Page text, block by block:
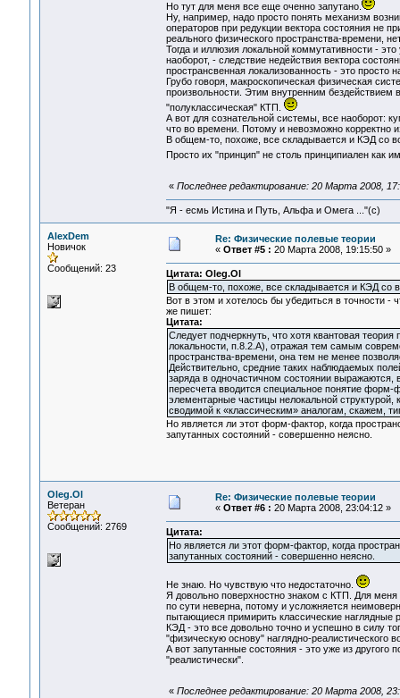
Но тут для меня все еще оченно запутано.
Ну, например, надо просто понять механизм
операторов при редукции вектора состояния не
реального физического пространства-времени,
Тогда и иллюзия локальной коммутативности -
наоборот, - следствие недействия вектора
пространсвенная локализованность - это просто
Грубо говоря, макроскопическая физическая
произвольности. Этим внутренним
"полуклассическая" КТП.
А вот для сознательной системы, все наоборот:
что во времени. Потому и невозможно корректно
В общем-то, похоже, все складывается и КЭД со
Просто их "принцип" не столь принципиален как
« Последнее редактирование: 20 Марта 2008,
"Я - есмь Истина и Путь, Альфа и Омега ..."(с)
AlexDem
Новичок
Сообщений: 23
Re: Физические полевые теории
« Ответ #5 : 20 Марта 2008, 19:15:50 »
Цитата: Oleg.Ol
В общем-то, похоже, все складывается и КЭД со
Вот в этом и хотелось бы убедиться в точности -
же пишет:
Цитата:
Следует подчеркнуть, что хотя квантовая
локальности, п.8.2.А), отражая тем самым
пространства-времени, она тем не менее
Действительно, средние таких наблюдаемых
заряда в одночастичном состоянии
пересчета вводится специальное понятие
элементарные частицы нелокальной структурой,
сводимой к «классическим» аналогам, скажем,
Но является ли этот форм-фактор, когда
запутанных состояний - совершенно неясно.
Oleg.Ol
Ветеран
Сообщений: 2769
Re: Физические полевые теории
« Ответ #6 : 20 Марта 2008, 23:04:12 »
Цитата:
Но является ли этот форм-фактор, когда
запутанных состояний - совершенно неясно.
Не знаю. Но чувствую что недостаточно.
Я довольно поверхностно знаком с КТП. Для
по сути неверна, потому и усложняется
пытающиеся примирить классические наглядные
КЭД - это все довольно точно и успешно в силу
"физическую основу" наглядно-реалистического
А вот запутанные состояния - это уже из другого
"реалистически".
« Последнее редактирование: 20 Марта 2008,